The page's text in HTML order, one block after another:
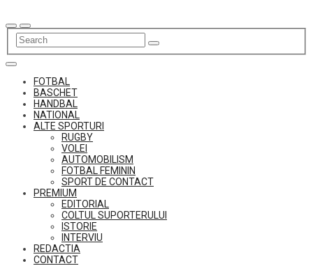
to
content
FOTBAL
BASCHET
HANDBAL
NATIONAL
ALTE SPORTURI
RUGBY
VOLEI
AUTOMOBILISM
FOTBAL FEMININ
SPORT DE CONTACT
PREMIUM
EDITORIAL
COLTUL SUPORTERULUI
ISTORIE
INTERVIU
REDACTIA
CONTACT